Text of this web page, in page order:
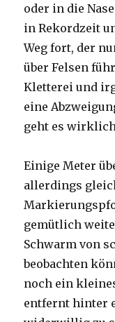
oder in die
in Rekordzeit
Weg fort, der
über Felsen
Kletterei und
eine
geht es
Einige Meter
allerdings
gemütlich
Schwarm von
beobachten
noch ein
entfernt hinter